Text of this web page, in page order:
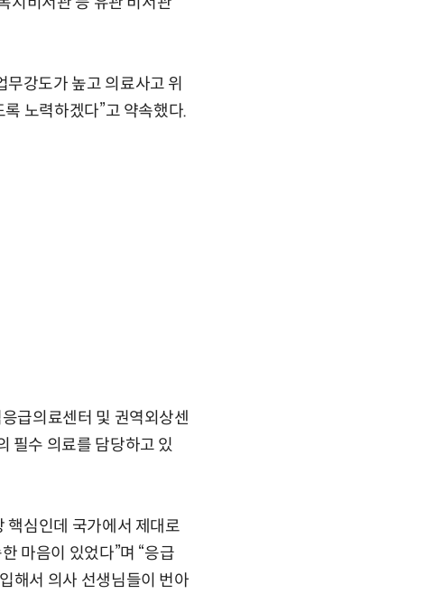
강도가 높고 의료사고 위
노력하겠다”고 약속했다.
급의료센터 및 권역외상센
필수 의료를 담당하고 있
핵심인데 국가에서 제대로
마음이 있었다”며 “응급
해서 의사 선생님들이 번아